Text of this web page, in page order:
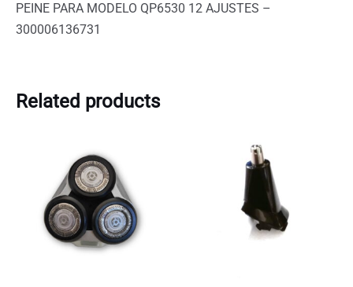
quantity
PEINE PARA MODELO QP6530 12 AJUSTES –
300006136731
Related products